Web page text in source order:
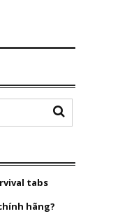
tabs
hãng?